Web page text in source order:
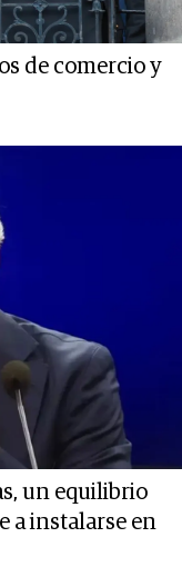
de comercio y
un equilibrio
a instalarse en